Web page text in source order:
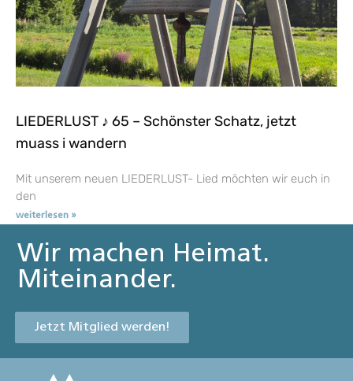
LIEDERLUST ♪ 65 – Schönster Schatz, jetzt
muass i wandern
Mit unserem neuen LIEDERLUST- Lied möchten wir euch in
den
weiterlesen »
Wir machen Heimat.
Miteinander.
Jetzt Mitglied werden!